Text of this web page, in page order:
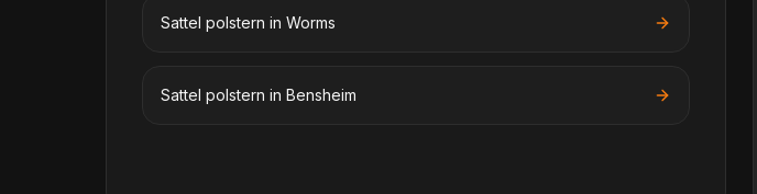
Sattel polstern in Worms
Sattel polstern in Bensheim